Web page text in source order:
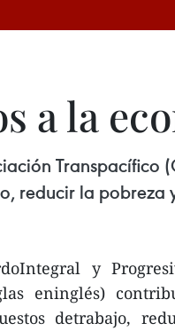
a la
Transpacífico
reducir la
y
eninglés)
detrabajo,